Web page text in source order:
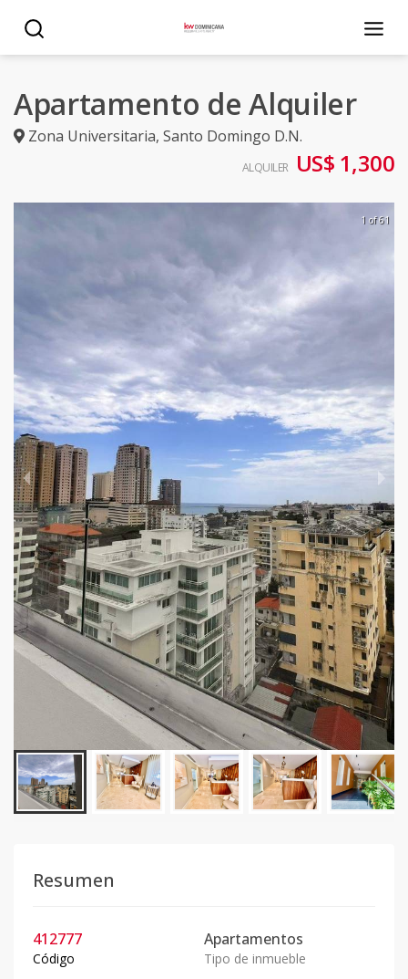
Apartamento de Alquiler
Zona Universitaria, Santo Domingo D.N.
ALQUILER US$ 1,300
1 of 61
Resumen
412777
Código
Apartamentos
Tipo de inmueble